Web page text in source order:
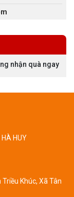
nhận quà ngay
HUY
Khúc, Xã Tân